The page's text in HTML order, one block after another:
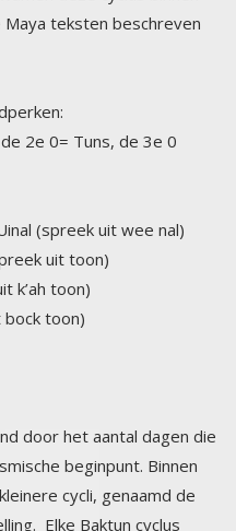
2e 0= Tuns, de 3e 0
(spreek uit wee nal)
uit toon)
k’ah toon)
bock toon)
door het aantal dagen die
beginpunt. Binnen
kleinere cycli, genaamd de
Elke Baktun cyclus
Elke Baktun heeft zijn
de grote Creatie Cyclus,
voor de evolutie van